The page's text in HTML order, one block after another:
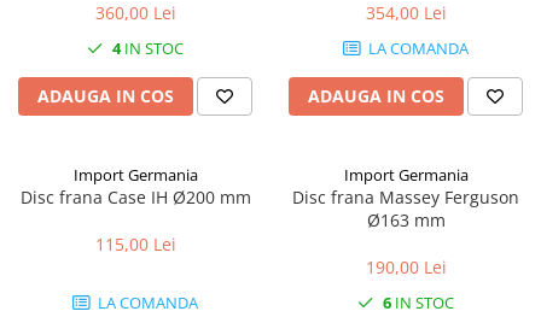
1.5.6. Răcire
1.5.7. Filtre
1.6. Electrice
360,00 Lei
4IN STOC
ADAUGA IN COS
354,00 Lei
LA COMANDA
ADAUGA IN COS
Import Germania
Disc frana Case IH Ø200 mm
115,00 Lei
LA COMANDA
Import Germania
Disc frana Massey Ferguson
Ø163 mm
190,00 Lei
6 IN STOC